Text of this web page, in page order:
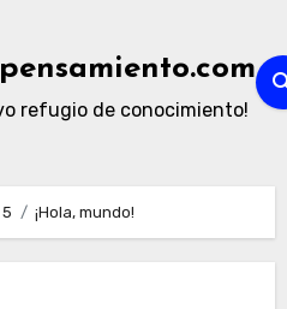
refugio de conocimiento!
5 ¡Hola, mundo!